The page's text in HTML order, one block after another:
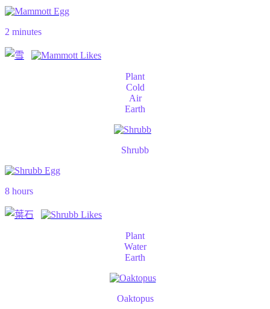
2 minutes
Plant
Cold
Air
Earth
Shrubb
8 hours
Plant
Water
Earth
Oaktopus